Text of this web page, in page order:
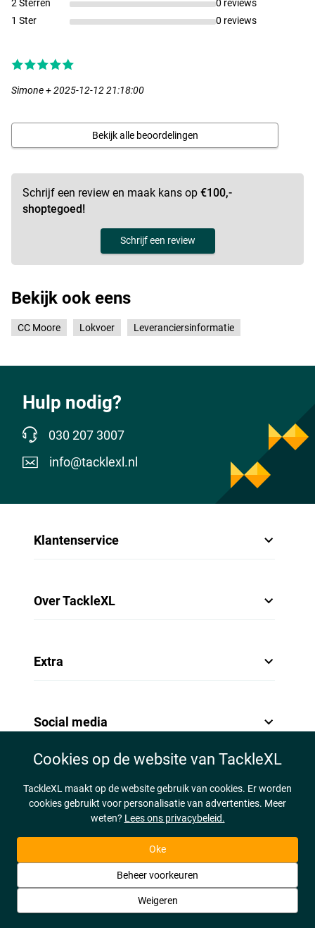
2 Sterren
0 reviews
1 Ster
0 reviews
Simone + 2025-12-12 21:18:00
Bekijk alle beoordelingen
Schrijf een review en maak kans op €100,-
shoptegoed!
Schrijf een review
Bekijk ook eens
CC Moore Lokvoer Leveranciersinformatie
Hulp nodig?
030 207 3007
info@tacklexl.nl
Klantenservice
Over TackleXL
Extra
Social media
Cookies op de website van TackleXL
TackleXL maakt op de website gebruik van cookies. Er worden
cookies gebruikt voor personalisatie van advertenties. Meer
weten? Lees ons privacybeleid.
Oke
Beheer voorkeuren
Weigeren